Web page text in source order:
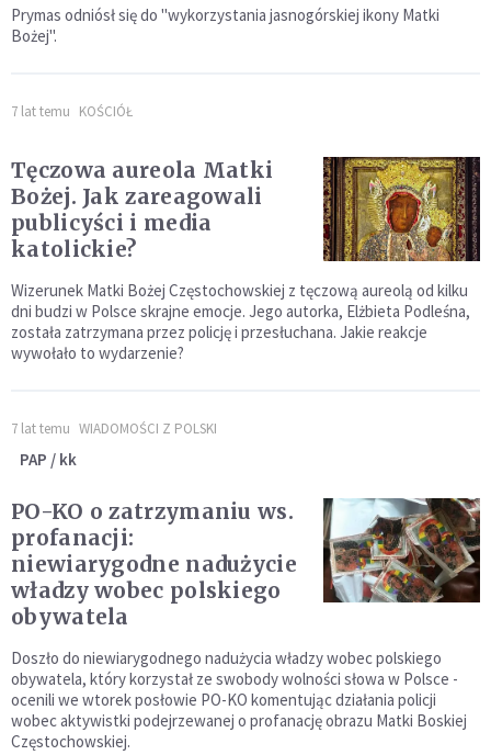
Prymas odniósł się do "wykorzystania jasnogórskiej ikony Matki
Bożej".
7 lat temu KOŚCIÓŁ
Tęczowa aureola Matki
Bożej. Jak zareagowali
publicyści i media
katolickie?
Wizerunek Matki Bożej Częstochowskiej z tęczową aureolą od kilku
dni budzi w Polsce skrajne emocje. Jego autorka, Elżbieta Podleśna,
została zatrzymana przez policję i przesłuchana. Jakie reakcje
wywołało to wydarzenie?
7 lat temu WIADOMOŚCI Z POLSKI
PAP / kk
PO-KO o zatrzymaniu ws.
profanacji:
niewiarygodne nadużycie
władzy wobec polskiego
obywatela
Doszło do niewiarygodnego nadużycia władzy wobec polskiego
obywatela, który korzystał ze swobody wolności słowa w Polsce -
ocenili we wtorek posłowie PO-KO komentując działania policji
wobec aktywistki podejrzewanej o profanację obrazu Matki Boskiej
Częstochowskiej.